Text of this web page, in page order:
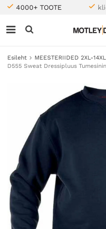
4000+ TOOTE
Esileht MEESTERIIDED 2XL-14XL
D555 Sweat Dressipluus